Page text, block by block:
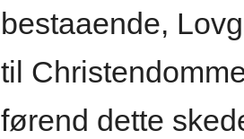
bestaaende,
til
førend dette